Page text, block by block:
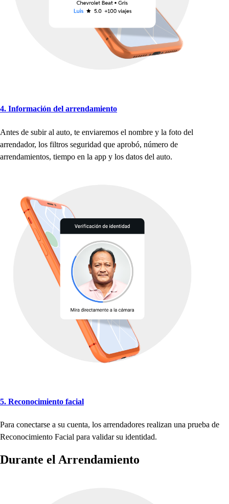
4. Información del arrendamiento
Antes de subir al auto, te enviaremos el nombre y la foto del
arrendador, los filtros seguridad que aprobó, número de
arrendamientos, tiempo en la app y los datos del auto.
5. Reconocimiento facial
Para conectarse a su cuenta, los arrendadores realizan una prueba de
Reconocimiento Facial para validarsu identidad.
Durante el Arrendamiento